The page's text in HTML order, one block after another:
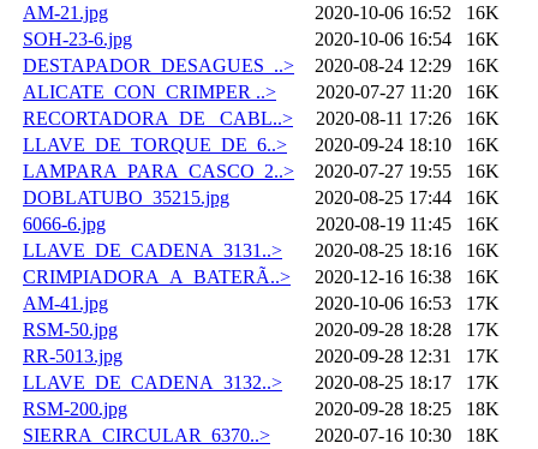
AM-21.jpg
2020-10-06 16:52
16K
SOH-23-6.jpg
2020-10-06 16:54
16K
DESTAPADOR_DESAGUES_..>
2020-08-24 12:29
16K
ALICATE_CON_CRIMPER ..>
2020-07-27 11:20
16K
RECORTADORA_DE _CABL..>
2020-08-11 17:26
16K
LLAVE_DE_TORQUE_DE_6..>
2020-09-24 18:10
16K
LAMPARA_PARA_CASCO_2..>
2020-07-27 19:55
16K
DOBLATUBO_35215.jpg
2020-08-25 17:44
16K
6066-6.jpg
2020-08-19 11:45
16K
LLAVE_DE_CADENA_3131..>
2020-08-25 18:16
16K
CRIMPIADORA_A_BATERÃ..>
2020-12-16 16:38
16K
AM-41.jpg
2020-10-06 16:53
17K
RSM-50.jpg
2020-09-28 18:28
17K
RR-5013.jpg
2020-09-28 12:31
17K
LLAVE_DE_CADENA_3132..>
2020-08-25 18:17
17K
RSM-200.jpg
2020-09-28 18:25
18K
SIERRA_CIRCULAR_6370..>
2020-07-16 10:30
18K